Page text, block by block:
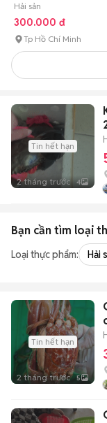
Hải sản
300.000 đ
Tp Hồ Chí Minh
Tin hết hạn
2 tháng trước 4
Bạn cần tìm loại
Loại thực phẩm: Hải
Tin hết hạn
2 tháng trước 5